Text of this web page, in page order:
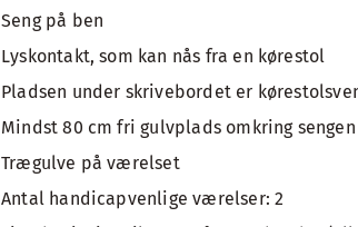
Seng på ben
Lyskontakt, som kan nås fra en kørestol
Pladsen under skrivebordet er
Mindst 80 cm fri gulvplads omkring sengen
Trægulve på værelset
Antal handicapvenlige værelser: 2